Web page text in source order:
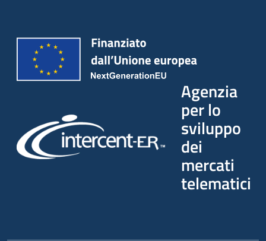
Agenzia
per lo
sviluppo
dei
mercati
telematici